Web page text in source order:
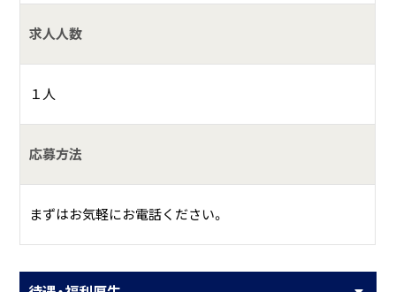
求人人数
１人
応募方法
まずはお気軽にお電話ください。